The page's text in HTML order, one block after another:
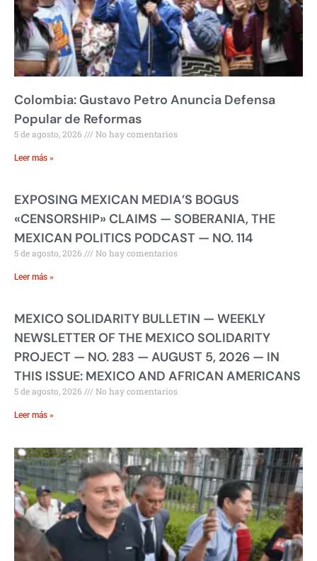
Colombia: Gustavo Petro Anuncia Defensa
Popular de Reformas
5 de agosto, 2026 No hay comentarios
Leer más »
EXPOSING MEXICAN MEDIA’S BOGUS
«CENSORSHIP» CLAIMS — SOBERANIA, THE
MEXICAN POLITICS PODCAST — NO. 114
5 de agosto, 2026 No hay comentarios
Leer más »
MEXICO SOLIDARITY BULLETIN — WEEKLY
NEWSLETTER OF THE MEXICO SOLIDARITY
PROJECT — NO. 283 — AUGUST 5, 2026 — IN
THIS ISSUE: MEXICO AND AFRICAN AMERICANS
5 de agosto, 2026 No hay comentarios
Leer más »